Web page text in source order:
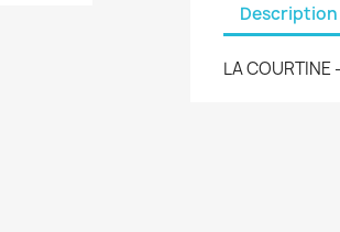
Description
LA COURTINE